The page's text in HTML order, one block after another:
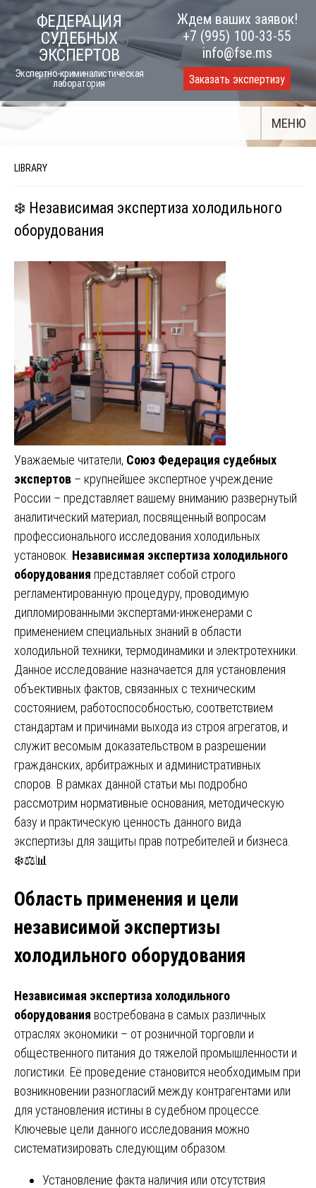
to
content
ФЕДЕРАЦИЯ
СУДЕБНЫХ
ЭКСПЕРТОВ
Экспертно-криминалистическая
лаборатория
Ждем ваших заявок!
+7 (995) 100-33-55
info@fse.ms
Заказать экспертизу
МЕНЮ
LIBRARY
❄️ Независимая экспертиза холодильного
оборудования
Уважаемые читатели, Союз Федерация судебных
экспертов – крупнейшее экспертное учреждение
России – представляет вашему вниманию развернутый
аналитический материал, посвященный вопросам
профессионального исследования холодильных
установок. Независимая экспертиза холодильного
оборудования представляет собой строго
регламентированную процедуру, проводимую
дипломированными экспертами-инженерами с
применением специальных знаний в области
холодильной техники, термодинамики и электротехники.
Данное исследование назначается для установления
объективных фактов, связанных с техническим
состоянием, работоспособностью, соответствием
стандартам и причинами выхода из строя агрегатов, и
служит весомым доказательством в разрешении
гражданских, арбитражных и административных
споров. В рамках данной статьи мы подробно
рассмотрим нормативные основания, методическую
базу и практическую ценность данного вида
экспертизы для защиты прав потребителей и бизнеса.
❄️⚖️📊
Область применения и цели
независимой экспертизы
холодильного оборудования
Независимая экспертиза холодильного
оборудования востребована в самых различных
отраслях экономики – от розничной торговли и
общественного питания до тяжелой промышленности и
логистики. Её проведение становится необходимым при
возникновении разногласий между контрагентами или
для установления истины в судебном процессе.
Ключевые цели данного исследования можно
систематизировать следующим образом.
Установление факта наличия или отсутствия